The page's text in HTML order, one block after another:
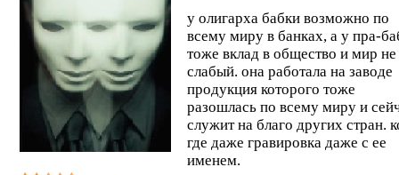
у олигарха бабки возможно по
всему миру в банках, а у пра-
тоже вклад в общество и мир не
слабый. она работала на заводе
продукция которого тоже
разошлась по всему миру и
служит на благо других стран.
где даже гравировка даже с ее
именем.